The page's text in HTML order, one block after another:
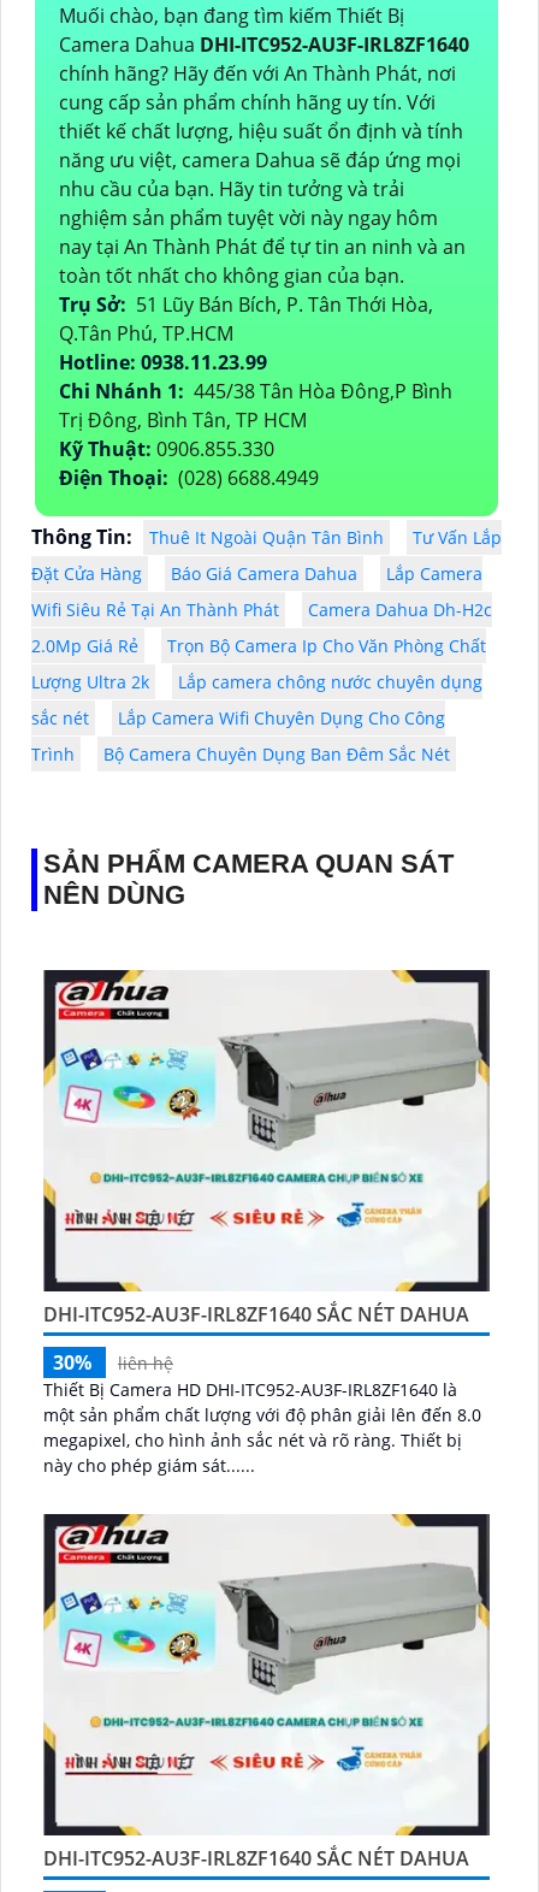
Muối chào, bạn đang tìm kiếm Thiết Bị
Camera Dahua DHI-ITC952-AU3F-IRL8ZF1640
chính hãng? Hãy đến với An Thành Phát, nơi
cung cấp sản phẩm chính hãng uy tín. Với
thiết kế chất lượng, hiệu suất ổn định và tính
năng ưu việt, camera Dahua sẽ đáp ứng mọi
nhu cầu của bạn. Hãy tin tưởng và trải
nghiệm sản phẩm tuyệt vời này ngay hôm
nay tại An Thành Phát để tự tin an ninh và an
toàn tốt nhất cho không gian của bạn.
Trụ Sở: 51 Lũy Bán Bích, P. Tân Thới Hòa,
Q.Tân Phú, TP.HCM
Hotline: 0938.11.23.99
Chi Nhánh 1: 445/38 Tân Hòa Đông,P Bình
Trị Đông, Bình Tân, TP HCM
Kỹ Thuật: 0906.855.330
Điện Thoại: (028) 6688.4949
Thông Tin: Thuê It Ngoài Quận Tân Bình
Tư Vấn Lắp
Đặt Cửa Hàng
Báo Giá Camera Dahua
Lắp Camera
Wifi Siêu Rẻ Tại An Thành Phát
Camera Dahua Dh-H2c
2.0Mp Giá Rẻ
Trọn Bộ Camera Ip Cho Văn Phòng Chất
Lượng Ultra 2k
Lắp camera chông nước chuyên dụng
sắc nét
Lắp Camera Wifi Chuyên Dụng Cho Công
Trình
Bộ Camera Chuyên Dụng Ban Đêm Sắc Nét
SẢN PHẨM CAMERA QUAN SÁT
NÊN DÙNG
DHI-ITC952-AU3F-IRL8ZF1640 SẮC NÉT DAHUA
30%
liên hệ
Thiết Bị Camera HD DHI-ITC952-AU3F-IRL8ZF1640 là
một sản phẩm chất lượng với độ phân giải lên đến 8.0
megapixel, cho hình ảnh sắc nét và rõ ràng. Thiết bị
này cho phép giám sát......
DHI-ITC952-AU3F-IRL8ZF1640 SẮC NÉT DAHUA